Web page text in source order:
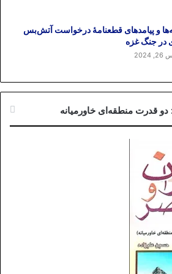
فتنه اقتصادی یا بمب
با اعلام جهاد اقتصادی
در حالی به پیشواز سال ۹۰ رفته که به خوبی
داخلی کشور آگاه است.
نسخه‌ای است که نظام
نوشته است .چه سخنی
بود “هم اینک
شروع شده است”
در حالی است که احمدی‌نژاد با
اجرای طرح هدفمند کردن
قانون هنوز به طور کامل
مراقب بود که آسیبی به
که دشمن از اجرای این
و پیامدهای قطعنامهٔ درخواست آتش‌بس
در جنگ غزه
دو قدرت منطقه‌ای خاورمیانه